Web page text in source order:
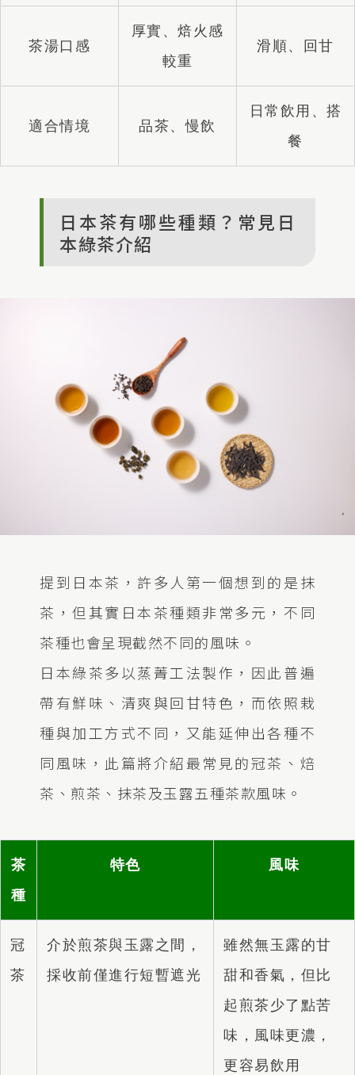
茶湯口感
厚實、焙火感
較重
滑順、回甘
適合情境 品茶、慢飲
日常飲用、搭
餐
日本茶有哪些種類？常見日
本綠茶介紹
提到日本茶，許多人第一個想到的是抹
茶，但其實日本茶種類非常多元，不同
茶種也會呈現截然不同的風味。
日本綠茶多以蒸菁工法製作，因此普遍
帶有鮮味、清爽與回甘特色，而依照栽
種與加工方式不同，又能延伸出各種不
同風味，此篇將介紹最常見的冠茶、焙
茶、煎茶、抹茶及玉露五種茶款風味。
茶
種
特色 風味
冠
茶
介於煎茶與玉露之間，
採收前僅進行短暫遮光
雖然無玉露的甘
甜和香氣，但比
起煎茶少了點苦
味，風味更濃，
更容易飲用